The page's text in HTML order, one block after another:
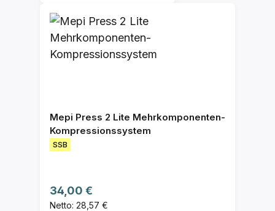
Mepi Press 2 Lite Mehrkomponenten-
Kompressionssystem
SSB
Regulärer Preis:
34,00 €
Netto: 28,57 €